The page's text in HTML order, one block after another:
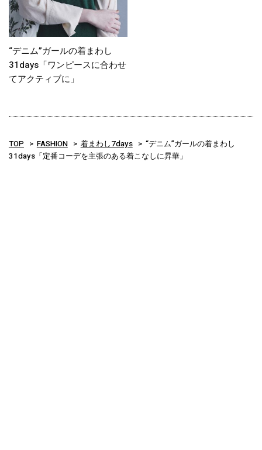
“デニム”ガールの着まわし
31days「ワンピースに合わせ
てアクティブに」
TOP FASHION 着まわし7days
“デニム”ガールの着まわし
31days「定番コーデを主張のある着こなしに昇華」